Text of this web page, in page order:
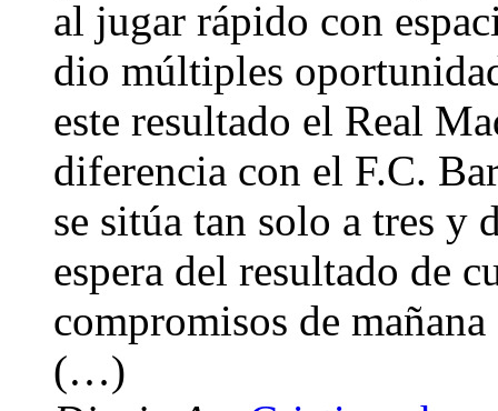
al jugar rápido con
dio múltiples
este resultado el Real
diferencia con el F.C.
se sitúa tan solo a tres y
espera del resultado de
compromisos de
(…)